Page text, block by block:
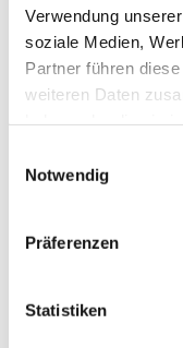
Verwendung
soziale Medien,
Partner führen
weiteren Daten
Notwendig
Präferenzen
StatistikenDies